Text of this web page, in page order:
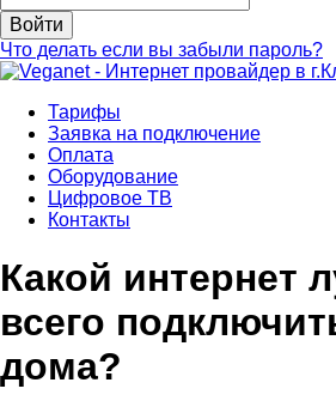
Войти
Что делать если вы забыли пароль?
Тарифы
Заявка на подключение
Оплата
Оборудование
Цифровое ТВ
Контакты
Какой интернет
всего
дома?